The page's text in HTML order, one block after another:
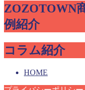
ZOZOTOWN
例紹介
コラム紹介
HOME